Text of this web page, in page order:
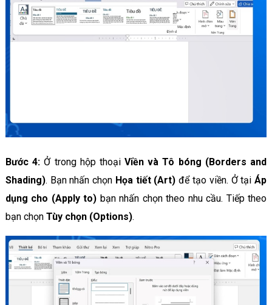
Bước 4: Ở trong hộp thoạiViền và Tô bóng (Borders and
Shading). Bạn nhấn chọn Họa tiết (Art) để tạo viền. Ở tạiÁp
dụng cho (Apply to) bạn nhấn chọn theo nhu cầu. Tiếp theo
bạn chọnTùy chọn (Options).